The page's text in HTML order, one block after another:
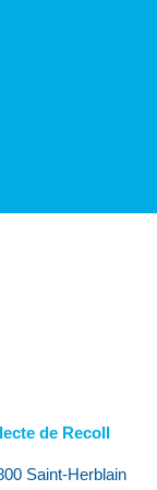
de Recoll
Saint-Herblain